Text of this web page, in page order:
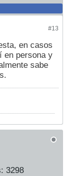
#13
en casos
en persona y
sabe
3298